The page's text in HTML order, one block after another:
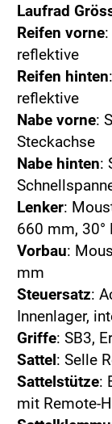
Laufrad
Reifen vorne
reflektive
Reifen hinten
reflektive
Nabe vorne:
Steckachse
Nabe hinten:
Lenker:
660 mm, 30°
Vorbau:
mm
Steuersatz:
Innenlager,
Griffe: SB3,
Sattel: Selle
Sattelstütze:
mit Remote-